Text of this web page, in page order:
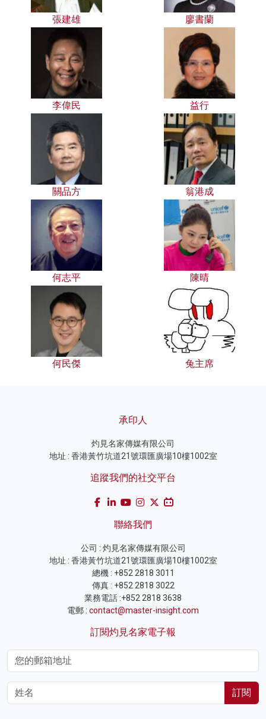
張建雄 廖書蘭
李偉民 益行
關品方 翁港成
何志平 陳晴
何民傑 兔主席
承印人
灼見名家傳媒有限公司
地址 : 香港黃竹坑道21號環匯廣場10樓1002室
追蹤我們的社交平台
聯絡我們
公司 : 灼見名家傳媒有限公司
地址 : 香港黃竹坑道21號環匯廣場10樓1002室
總機 : +852 2818 3011
傳真 : +852 2818 3022
業務電話 :+852 2818 3638
電郵 : contact@master-insight.com
訂閱灼見名家電子報
訂閱